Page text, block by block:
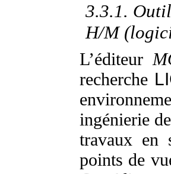
3.3.1.
H/M
L’éditeur
recherche
ingénierie
travaux en
points de